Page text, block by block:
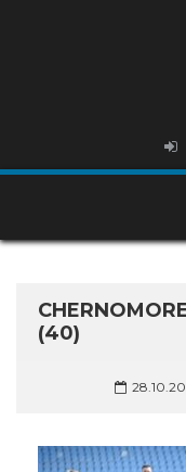
(40)